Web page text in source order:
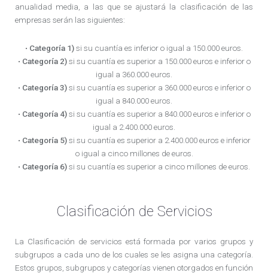
anualidad media, a las que se ajustará la clasificación de las
empresas serán las siguientes:
• Categoría 1)si su cuantía es inferior o igual a 150.000 euros.
• Categoría 2)si su cuantía es superior a 150.000 euros e inferior o
igual a 360.000 euros.
• Categoría 3)si su cuantía es superior a 360.000 euros e inferior o
igual a 840.000 euros.
• Categoría 4)si su cuantía es superior a 840.000 euros e inferior o
igual a 2.400.000 euros.
• Categoría 5)si su cuantía es superior a 2.400.000 euros e inferior
o igual a cinco millones de euros.
• Categoría 6)si su cuantía es superior a cinco millones de euros.
Clasificación de Servicios
La Clasificación de servicios está formada por varios grupos y
subgrupos a cada uno de los cuales se les asigna una categoría.
Estos grupos, subgrupos y categorías vienen otorgados en función